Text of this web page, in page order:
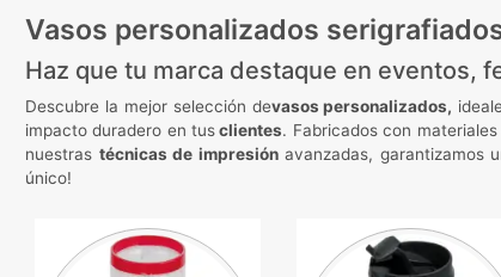
Vasos personalizados
Haz que tu marca destaque en eventos,
Descubre la mejor selección devasos personalizados,
impacto duradero en tusclientes. Fabricados con
nuestras técnicas de impresiónavanzadas, garantizamos
único!